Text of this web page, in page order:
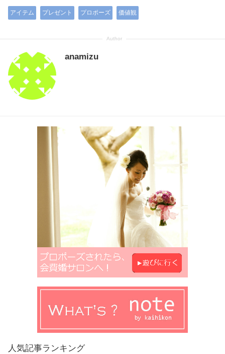
アイテム プレゼント プロポーズ 価値観
anamizu
人気記事ランキング